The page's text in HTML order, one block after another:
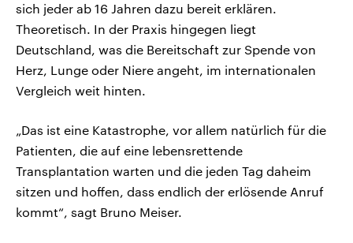
sich jeder ab 16 Jahren dazu bereit erklären.
Theoretisch. In der Praxis hingegen liegt
Deutschland, was die Bereitschaft zur Spende von
Herz, Lunge oder Niere angeht, im internationalen
Vergleich weit hinten.
„Das ist eine Katastrophe, vor allem natürlich für die
Patienten, die auf eine lebensrettende
Transplantation warten und die jeden Tag daheim
sitzen und hoffen, dass endlich der erlösende Anruf
kommt“, sagt Bruno Meiser.